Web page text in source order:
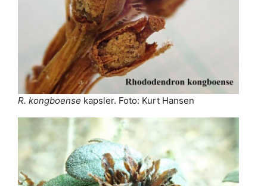
R. kongboense kapsler. Foto: Kurt Hansen